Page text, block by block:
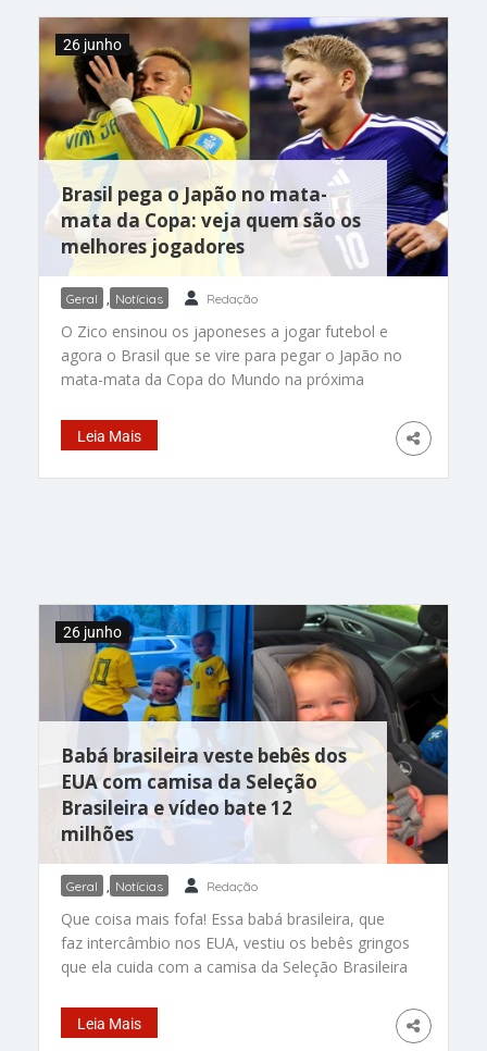
da ONU, enviaram socorristas, equipes médicas,
hospitais de campanha, cães farejadores e
recursos emergenciais para apoiar as vítimas. E o
Brasil está entre os países que lideram os
esforços humanitários para ajudar a população
venezuelana, que enfrenta uma
Brasil pega o Japão no mata-
mata da Copa: veja quem são os
melhores jogadores
26 junho
Geral , Notícias Redação
O Zico ensinou os japoneses a jogar futebol e
agora o Brasil que se vire para pegar o Japão no
mata-mata da Copa do Mundo na próxima
Unidos. Organizada, rápida e muito disciplinada
taticamente, a equipe japonesa chega embalada
e virou motivo de atenção máxima para o
equipe empatou com a Holanda por 2 a 2,
goleou a
Leia Mais
Babá brasileira veste bebês dos
EUA com camisa da Seleção
Brasileira e vídeo bate 12
milhões
26 junho
Geral , Notícias Redação
Que coisa mais fofa! Essa babá brasileira, que
faz intercâmbio nos EUA, vestiu os bebês gringos
que ela cuida com a camisa da Seleção Brasileira
verde e amarelo. O vídeo divertido já foi visto
mais de 12,5 milhões de vezes no Instagram. A
Leia Mais